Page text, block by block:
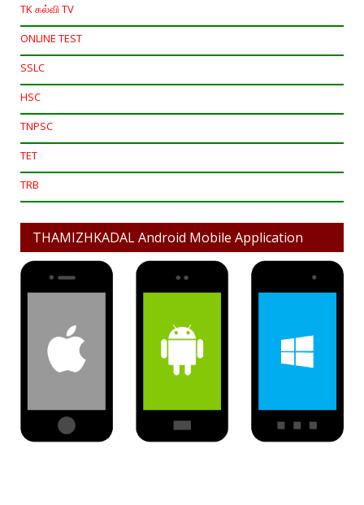
TK கல்வி TV
ONLINE TEST
SSLC
HSC
TNPSC
TET
TRB
THAMIZHKADAL Android Mobile Application